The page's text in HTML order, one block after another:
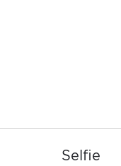
Selfie